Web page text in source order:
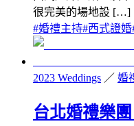
很完美的場地設 […]
#婚禮主持#西式證婚
2023 Weddings ／ 婚
台北婚禮樂